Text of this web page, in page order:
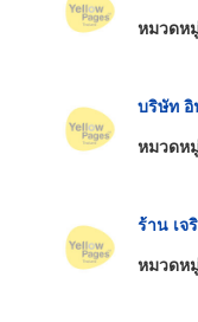
หมวดห
บริษัท
หมวดห
ร้าน เจ
หมวดห